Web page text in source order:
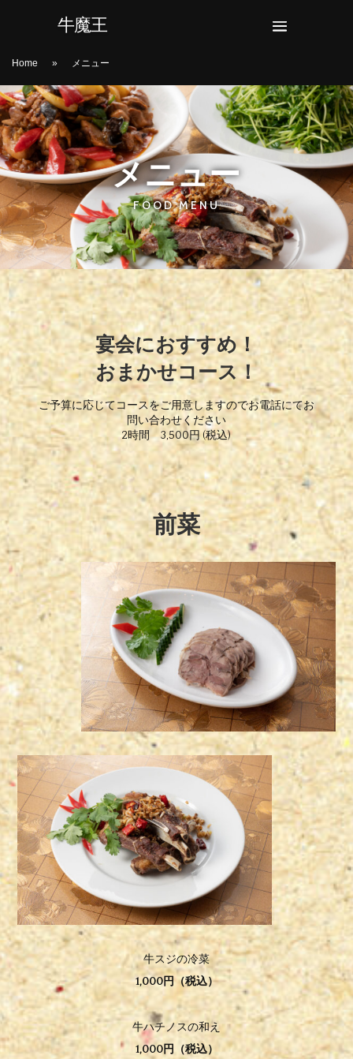
牛魔王
Home » メニュー
メニュー
FOOD MENU
宴会におすすめ！
おまかせコース！
ご予算に応じてコースをご用意しますのでお電話にてお
問い合わせください
2時間 3,500円 (税込)
前菜
牛スジの冷菜
1,000円（税込）
牛ハチノスの和え
1,000円（税込）